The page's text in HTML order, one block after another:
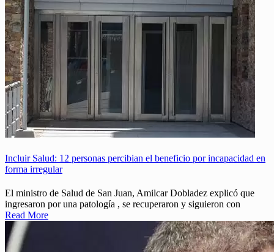
Incluir Salud: 12 personas percibian el beneficio por incapacidad en
forma irregular
El ministro de Salud de San Juan, Amilcar Dobladez explicó que
ingresaron por una patología , se recuperaron y siguieron con
Read More